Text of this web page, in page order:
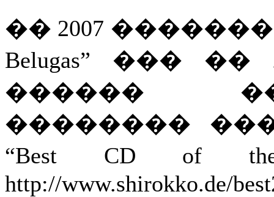
�� 2007
Belugas” ��� ��
������
��������
“Best CD of
http://www.shirokko.de/